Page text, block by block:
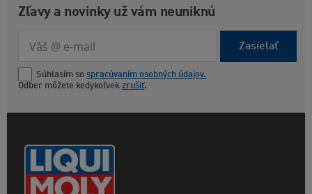
Zľavy a novinky už vám neuniknú
Zasielať
Súhlasím so spracúvaním osobných údajov.
Odber môžete kedykoľvek zrušiť.